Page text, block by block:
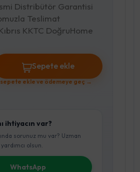
Distribütör Garantisi
Teslimat
KKTC DoğruHome
Sepete ekle
ekle ve ödemeye geç →
ihtiyacın var?
sorunuz mu var? Uzman
olsun.
WhatsApp